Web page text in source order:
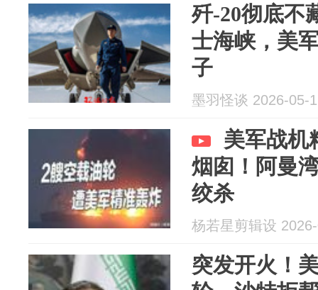
歼-20彻底不
士海峡，美
子
墨羽怪谈 2026-05-
美军战机
烟囱！阿曼
绞杀
杨若星剪辑设
突发开火！